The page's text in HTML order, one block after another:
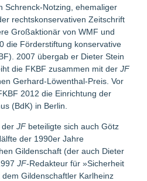
Schrenck-Notzing, ehemaliger
rechtskonservativen Zeitschrift
Großaktionär von WMF und
die Förderstiftung konservative
2007 übergab er Dieter Stein
die FKBF zusammen mit der JF
Gerhard-Löwenthal-Preis. Vor
2012 die Einrichtung der
(BdK) in Berlin.
der JF beteiligte sich auch Götz
der 1990er Jahre
Gildenschaft (der auch Dieter
JF-Redakteur für »Sicherheit
Gildenschaftler Karlheinz